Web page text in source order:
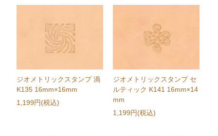
ジオメトリックスタンプ 渦
K135 16mm×16mm
1,199円(税込)
ジオメトリックスタンプ セ
ルティック K141 16mm×14
mm
1,199円(税込)